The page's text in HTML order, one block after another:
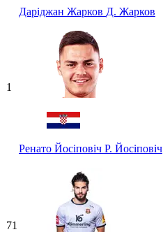
Даріджан Жарков Д. Жарков
1
Ренато Йосіповіч Р. Йосіповіч
71